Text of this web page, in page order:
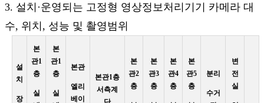
3. 설치·운영되는 고정형 영상정보처리기기 카메라 대
수, 위치, 성능 및 촬영범위
설
치
장
본
관1
층
실
본
관1
층
실
본관
엘리
베이
본관1층
서측계
본
관2
층
본
관3
층
본
관4
층
본
관5
층
분리
수거
변
전
실